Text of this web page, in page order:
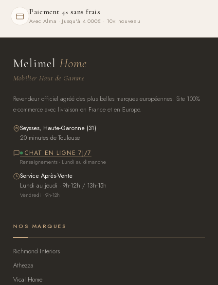
Paiement 4× sans frais
Avec Alma · Jusqu'à 4 000€ · 10× nouveau
Melimel Home
Mobilier Haut de Gamme
Revendeur officiel agréé des plus belles marques européennes. Site 100%
e-commerce avec livraison en France et en Europe.
Seysses, Haute-Garonne (31)
20 minutes de Toulouse
CHAT EN LIGNE 7J/7
Renseignements · Lundi au dimanche
Service Après-Vente
Lundi au jeudi · 9h-12h / 13h-15h
Vendredi · 9h-12h
NOS MARQUES
Richmond Interiors
Athezza
Vical Home